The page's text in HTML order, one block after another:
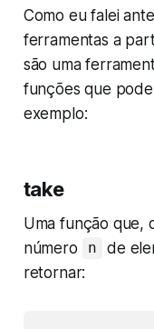
Como eu falei
ferramentas a
são uma
funções que
exemplo:
take
Uma função que,
número
n
de
retornar: